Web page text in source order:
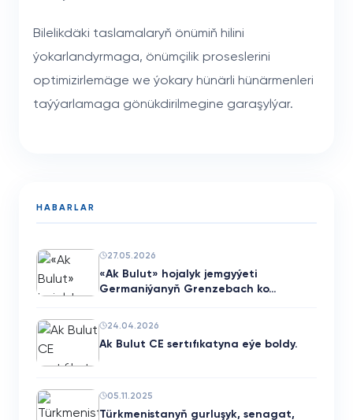
Bilelikdäki taslamalaryň önümiň hilini
ýokarlandyrmaga, önümçilik proseslerini
optimizirlemäge we ýokary hünärli hünärmenleri
taýýarlamaga gönükdirilmegine garaşylýar.
HABARLAR
27.05.2026
«Ak Bulut» hojalyk jemgyýeti
Germaniýanyň Grenzebach ko…
24.04.2026
Ak Bulut CE sertıfıkatyna eýe boldy.
05.11.2025
Türkmenistanyň gurluşyk, senagat,